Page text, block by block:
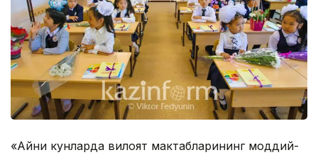
«Айни кунларда вилоят мактабларининг моддий-